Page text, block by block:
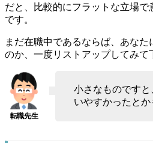
だと、比較的にフラットな立場
です。
まだ在職中であるならば、あな
のか、一度リストアップしてみて
小さなものです
いやすかったとか